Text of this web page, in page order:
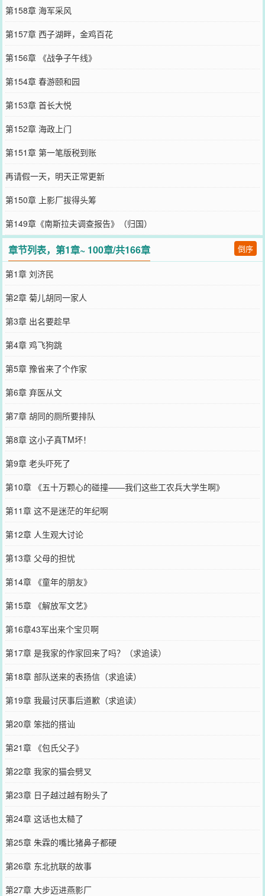
第158章 海军采风
第157章 西子湖畔，金鸡百花
第156章 《战争子午线》
第154章 春游颐和园
第153章 首长大悦
第152章 海政上门
第151章 第一笔版税到账
再请假一天，明天正常更新
第150章 上影厂拔得头筹
第149章《南斯拉夫调查报告》（归国）
章节列表，第1章~ 100章/共166章 倒序
第1章 刘济民
第2章 菊儿胡同一家人
第3章 出名要趁早
第4章 鸡飞狗跳
第5章 豫省来了个作家
第6章 弃医从文
第7章 胡同的厕所要排队
第8章 这小子真TM坏！
第9章 老头吓死了
第10章 《五十万颗心的碰撞——我们这些工农兵大学生啊》
第11章 这不是迷茫的年纪啊
第12章 人生观大讨论
第13章 父母的担忧
第14章 《童年的朋友》
第15章 《解放军文艺》
第16章43军出来个宝贝啊
第17章 是我家的作家回来了吗？（求追读）
第18章 部队送来的表扬信（求追读）
第19章 我最讨厌事后道歉（求追读）
第20章 笨拙的搭讪
第21章 《包氏父子》
第22章 我家的猫会劈叉
第23章 日子越过越有盼头了
第24章 这话也太糙了
第25章 朱霖的嘴比猪鼻子都硬
第26章 东北抗联的故事
第27章 大步迈进燕影厂